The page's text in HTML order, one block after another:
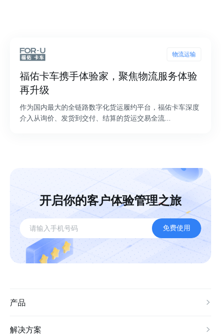
物流运输
福佑卡车携手体验家，聚焦物流服务体验
再升级
作为国内最大的全链路数字化货运履约平台，福佑卡车深度
介入从询价、发货到交付、结算的货运交易全流...
开启你的客户体验管理之旅
免费使用
产品
解决方案